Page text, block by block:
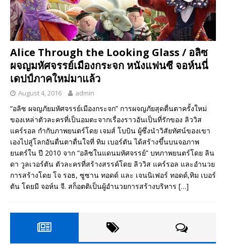
Alice Through the Looking Glass / อลิซ
ผจญมหัศจรรย์เมืองกระจก หนังแฟนซี จอห์นนี่
เดปป์ภาคใหม่มาแล้ว
August 4, 2016 admin
“อลิซ ผจญภัยมหัศจรรย์เมืองกระจก” การผจญภัยสุดตื่นตาครั้งใหม่
ของเหล่าตัวละครที่เป็นอมตะจากเรื่องราวอันเป็นที่รักของ ลิววิส
แคร์รอล กำกับภาพยนตร์โดย เจมส์ โบบิน ผู้ซึ่งนำวิสัยทัศน์ของเขา
เองไปสู่โลกอันตื่นตาตื่นใจที่ ทิม เบอร์ตัน ได้สร้างขึ้นบนจอภาพ
ยนตร์ใน ปี 2010 จาก “อลิซในแดนมหัศจรรย์” บทภาพยนตร์โดย ลิน
ดา วูลเวอร์ตัน ตัวละครที่สร้างสรรค์โดย ลิววิส แคร์รอล และอำนวย
การสร้างโดย โจ รอธ, ซูซาน ทอดด์ และ เจนนิเฟอร์ ทอดด์,ทิม เบอร์
ตัน โดยมี จอห์น จี. สก็อตติเป็นผู้อำนวยการสร้างบริหาร […]